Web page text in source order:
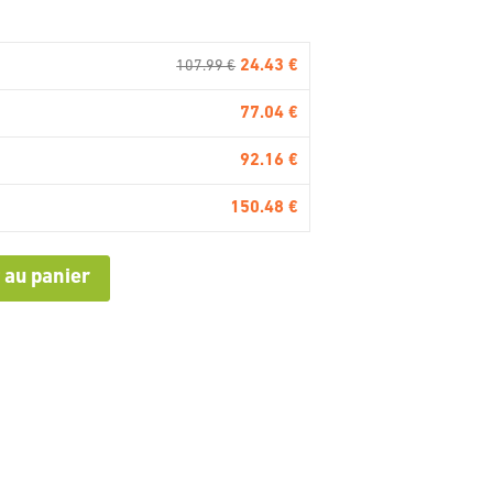
107.99 € 24.43 €
77.04 €
92.16 €
150.48 €
panier